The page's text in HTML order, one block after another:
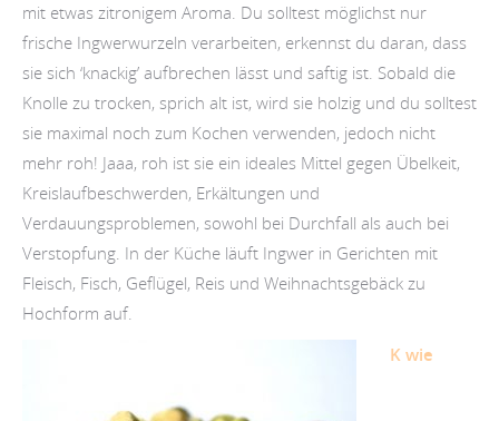
mit etwas zitronigem Aroma. Du solltest möglichst nur
frische Ingwerwurzeln verarbeiten, erkennst du daran, dass
sie sich ‘knackig’ aufbrechen lässt und saftig ist. Sobald die
Knolle zu trocken, sprich alt ist, wird sie holzig und du solltest
sie maximal noch zum Kochen verwenden, jedoch nicht
mehr roh! Jaaa, roh ist sie ein ideales Mittel gegen Übelkeit,
Kreislaufbeschwerden, Erkältungen und
Verdauungsproblemen, sowohl bei Durchfall als auch bei
Verstopfung. In der Küche läuft Ingwer in Gerichten mit
Fleisch, Fisch, Geflügel, Reis und Weihnachtsgebäck zu
Hochform auf.
K wie